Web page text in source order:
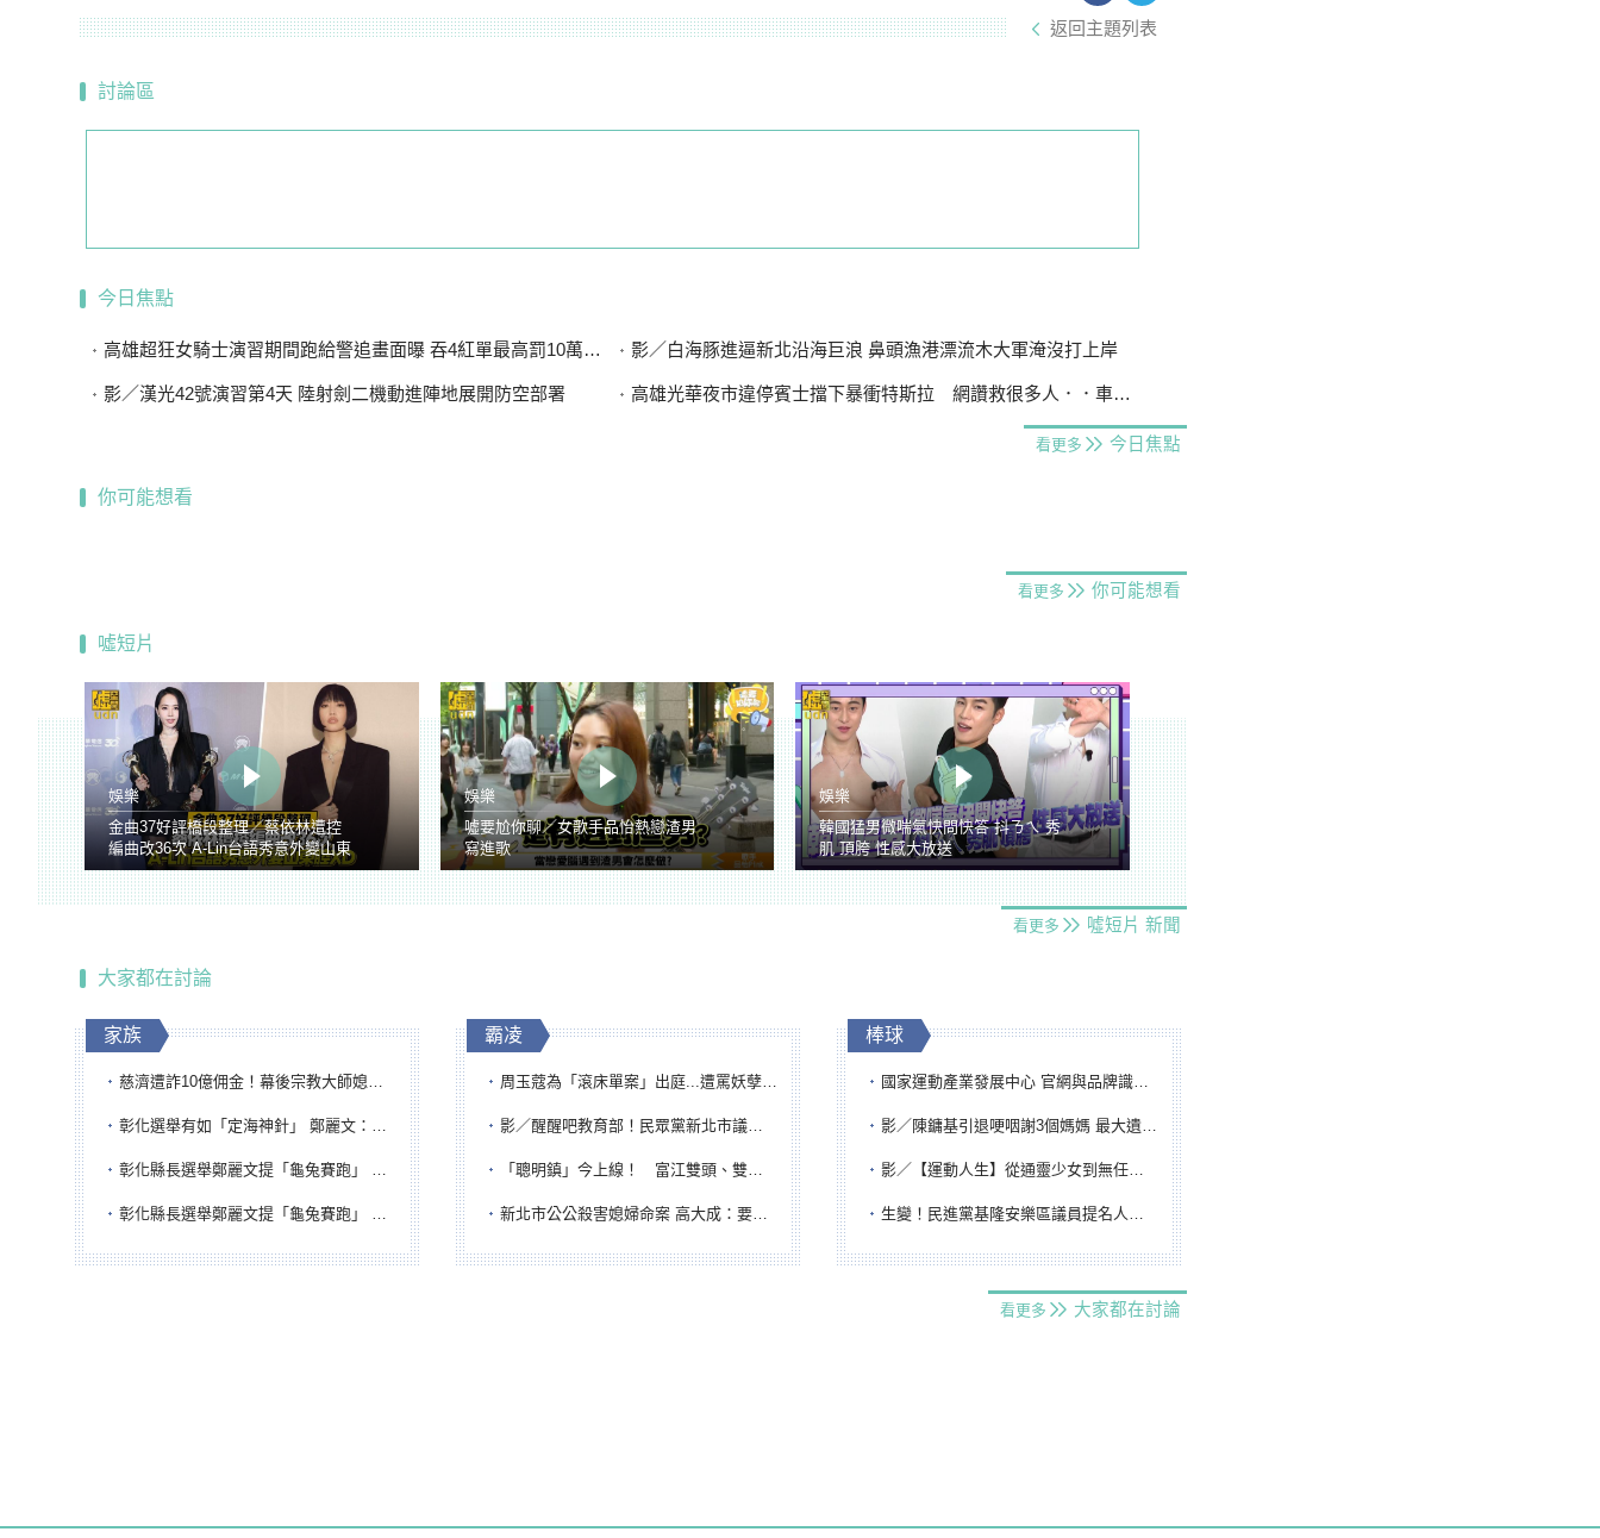
返回主題列表
討論區
今日焦點
高雄超狂女騎士演習期間跑給警追畫面曝 吞4紅單最高罰10萬被送醫 影／白海豚進逼新北沿海巨浪 鼻頭漁港漂流木大軍淹沒打上岸
影／漢光42號演習第4天 陸射劍二機動進陣地展開防空部署 高雄光華夜市違停賓士擋下暴衝特斯拉 網讚救很多人．．車主曝光是他
看更多 今日焦點
你可能想看
看更多 你可能想看
噓短片
娛樂
金曲37好評橋段整理／蔡依林遭控
編曲改36次 A-Lin台語秀意外變山東
腔
娛樂
噓要尬你聊／女歌手品怡熱戀渣男
寫進歌
娛樂
韓國猛男微喘氣快問快答 抖ㄋㄟ 秀
肌 頂胯 性感大放送
看更多 噓短片 新聞
大家都在討論
家族
慈濟遭詐10億佣金！幕後宗教大師媳婦獲100萬交保...快步奔離不發一語
彰化選舉有如「定海神針」 鄭麗文：傾全黨之力讓彰化贏
彰化縣長選舉鄭麗文提「龜兔賽跑」 綠營、無黨籍忙否認是烏龜
彰化縣長選舉鄭麗文提「龜兔賽跑」 綠營、無黨籍忙否認是烏龜
霸凌
周玉蔻為「滾床單案」出庭...遭罵妖孽下地獄 張淑娟批：舌頭殺人有罪
影／醒醒吧教育部！民眾黨新北市議員參選人提出校園反毒防線升級政見
「聰明鎮」今上線！ 富江雙頭、雙一、人頭氣球全登場
新北市公公殺害媳婦命案 高大成：要害殺多刀顯示怨恨深
棒球
國家運動產業發展中心 官網與品牌識別標誌重磅啟用
影／陳鏞基引退哽咽謝3個媽媽 最大遺憾無緣大聯盟
影／【運動人生】從通靈少女到無任所大使 劉柏君女裁判人生國際發光
生變！民進黨基隆安樂區議員提名人黃永翔突被除名 將另提他人
看更多 大家都在討論